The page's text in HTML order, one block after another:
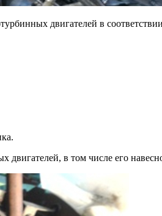
двигателей в
в том числе его